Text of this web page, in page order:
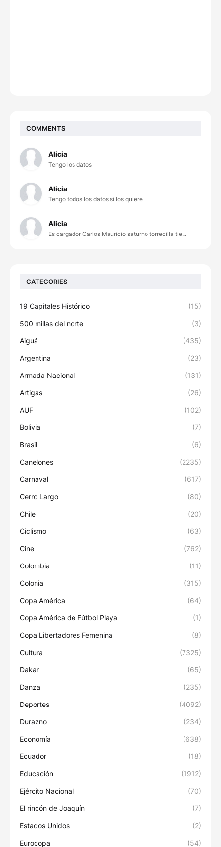
COMMENTS
Alicia
Tengo los datos
Alicia
Tengo todos los datos si los quiere
Alicia
Es cargador Carlos Mauricio saturno torrecilla tie...
CATEGORIES
19 Capitales Histórico (15)
500 millas del norte (3)
Aiguá (435)
Argentina (23)
Armada Nacional (131)
Artigas (26)
AUF (102)
Bolivia (7)
Brasil (6)
Canelones (2235)
Carnaval (617)
Cerro Largo (80)
Chile (20)
Ciclismo (63)
Cine (762)
Colombia (11)
Colonia (315)
Copa América (64)
Copa América de Fútbol Playa (1)
Copa Libertadores Femenina (8)
Cultura (7325)
Dakar (65)
Danza (235)
Deportes (4092)
Durazno (234)
Economía (638)
Ecuador (18)
Educación (1912)
Ejército Nacional (70)
El rincón de Joaquín (7)
Estados Unidos (2)
Eurocopa (54)